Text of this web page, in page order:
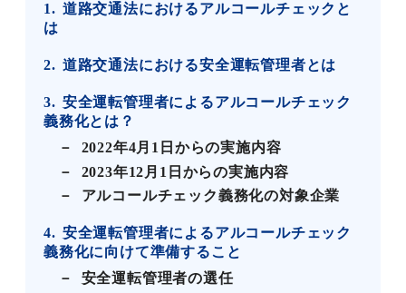
1
道路交通法におけるアルコールチェックと
は
2 道路交通法における安全運転管理者とは
3
安全運転管理者によるアルコールチェック
義務化とは？
2022年4月1日からの実施内容
2023年12月1日からの実施内容
アルコールチェック義務化の対象企業
4
安全運転管理者によるアルコールチェック
義務化に向けて準備すること
安全運転管理者の選任